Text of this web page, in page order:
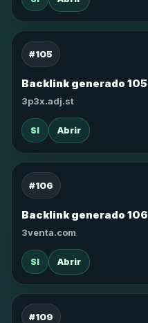
#105
Backlink generado 105
3p3x.adj.st
SI Abrir
#106
Backlink generado 106
3venta.com
SI Abrir
#109